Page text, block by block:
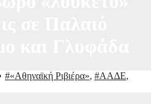
#«Αθηναϊκή Ριβιέρα», #ΑΑΔΕ,